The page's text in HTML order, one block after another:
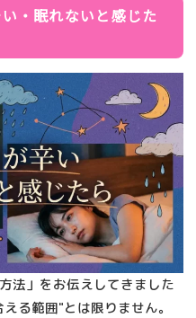
・眠れないと感じた
法」をお伝えしてきました
る範囲"とは限りません。